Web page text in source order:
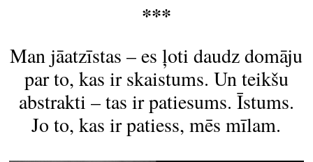
***
Man jāatzīstas – es ļoti daudz domāju
par to, kas ir skaistums. Un teikšu
abstrakti – tas ir patiesums. Īstums.
Jo to, kas ir patiess, mēs mīlam.